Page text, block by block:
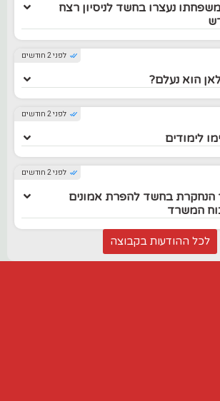
קרובי משפחתו נעצרו בחשד לניסיון רצח
לפני 2 חודשים
הוא נעלם?
לפני 2 חודשים
לימודים
לפני 2 חודשים
הנחקרת בחשד להפרת אמונים
המשרד
לכל ההודעות בקבוצה